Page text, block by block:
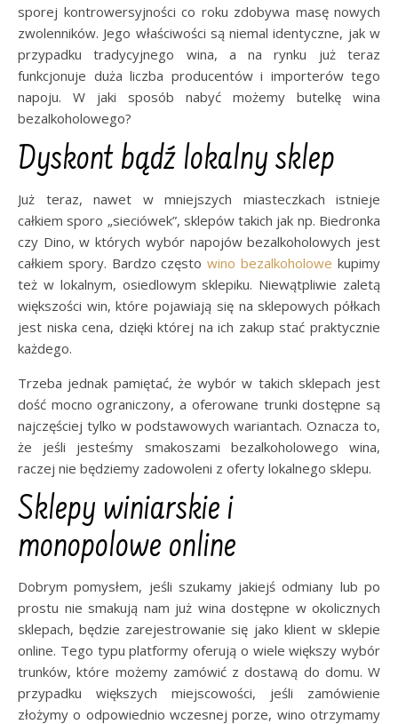
sporej kontrowersyjności co roku zdobywa masę nowych
zwolenników. Jego właściwości są niemal identyczne, jak w
przypadku tradycyjnego wina, a na rynku już teraz
funkcjonuje duża liczba producentów i importerów tego
napoju. W jaki sposób nabyć możemy butelkę wina
bezalkoholowego?
Dyskont bądź lokalny sklep
Już teraz, nawet w mniejszych miasteczkach istnieje
całkiem sporo „sieciówek”, sklepów takich jak np. Biedronka
czy Dino, w których wybór napojów bezalkoholowych jest
całkiem spory. Bardzo częstowino bezalkoholowe kupimy
też w lokalnym, osiedlowym sklepiku. Niewątpliwie zaletą
większości win, które pojawiają się na sklepowych półkach
jest niska cena, dzięki której na ich zakup stać praktycznie
każdego.
Trzeba jednak pamiętać, że wybór w takich sklepach jest
dość mocno ograniczony, a oferowane trunki dostępne są
najczęściej tylko w podstawowych wariantach. Oznacza to,
że jeśli jesteśmy smakoszami bezalkoholowego wina,
raczej nie będziemy zadowoleni z oferty lokalnego sklepu.
Sklepy winiarskie i
monopolowe online
Dobrym pomysłem, jeśli szukamy jakiejś odmiany lub po
prostu nie smakują nam już wina dostępne w okolicznych
sklepach, będzie zarejestrowanie się jako klient w sklepie
online. Tego typu platformy oferują o wiele większy wybór
trunków, które możemy zamówić z dostawą do domu. W
przypadku większych miejscowości, jeśli zamówienie
złożymy o odpowiednio wczesnej porze, wino otrzymamy